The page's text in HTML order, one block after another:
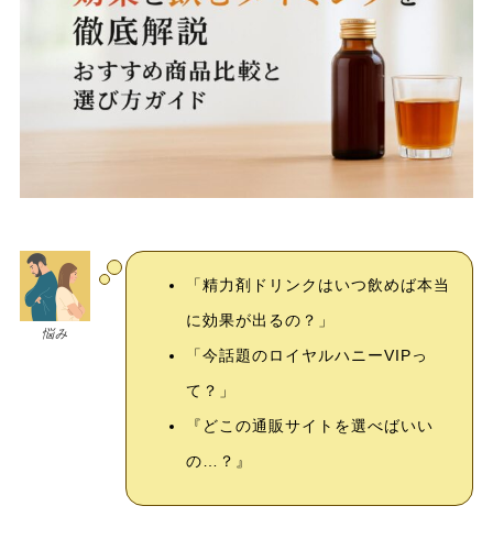
悩み
「精力剤ドリンクはいつ飲めば本当
に効果が出るの？」
「今話題のロイヤルハニーVIPっ
て？」
『どこの通販サイトを選べばいい
の…？』